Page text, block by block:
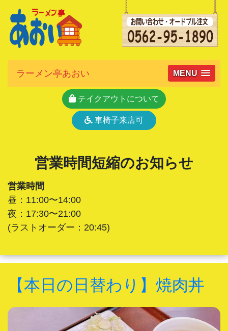
ラーメン亭あおい MENU
テイクアウトについて
車椅子来店可
営業時間短縮のお知らせ
営業時間
昼：11:00〜14:00
夜：17:30〜21:00
(ラストオーダー：20:45)
【本日の日替わり】焼肉丼